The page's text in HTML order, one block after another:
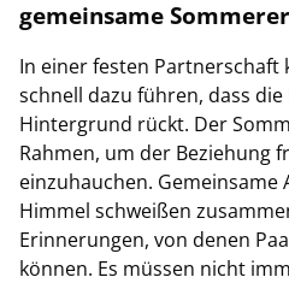
gemeinsame
In einer festen
schnell dazu führen, dass
Hintergrund rückt. Der
Rahmen, um der Beziehung
einzuhauchen.
Himmel schweißen
Erinnerungen, von denen
können. Es müssen nicht